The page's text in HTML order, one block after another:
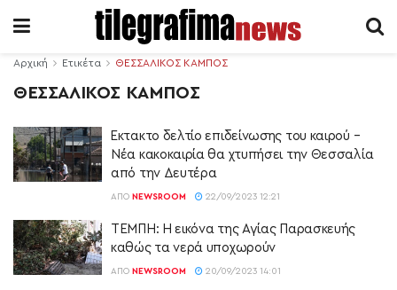
Αρχική Ετικέτα ΘΕΣΣΑΛΙΚΟΣ ΚΑΜΠΟΣ
ΘΕΣΣΑΛΙΚΟΣ ΚΑΜΠΟΣ
Έκτακτο δελτίο επιδείνωσης του καιρού –
Νέα κακοκαιρία θα χτυπήσει την Θεσσαλία
από την Δευτέρα
ΑΠΌ NEWSROOM 22/09/2023 12:21
ΤΕΜΠΗ: Η εικόνα της Αγίας Παρασκευής
καθώς τα νερά υποχωρούν
ΑΠΌ NEWSROOM 20/09/2023 14:01